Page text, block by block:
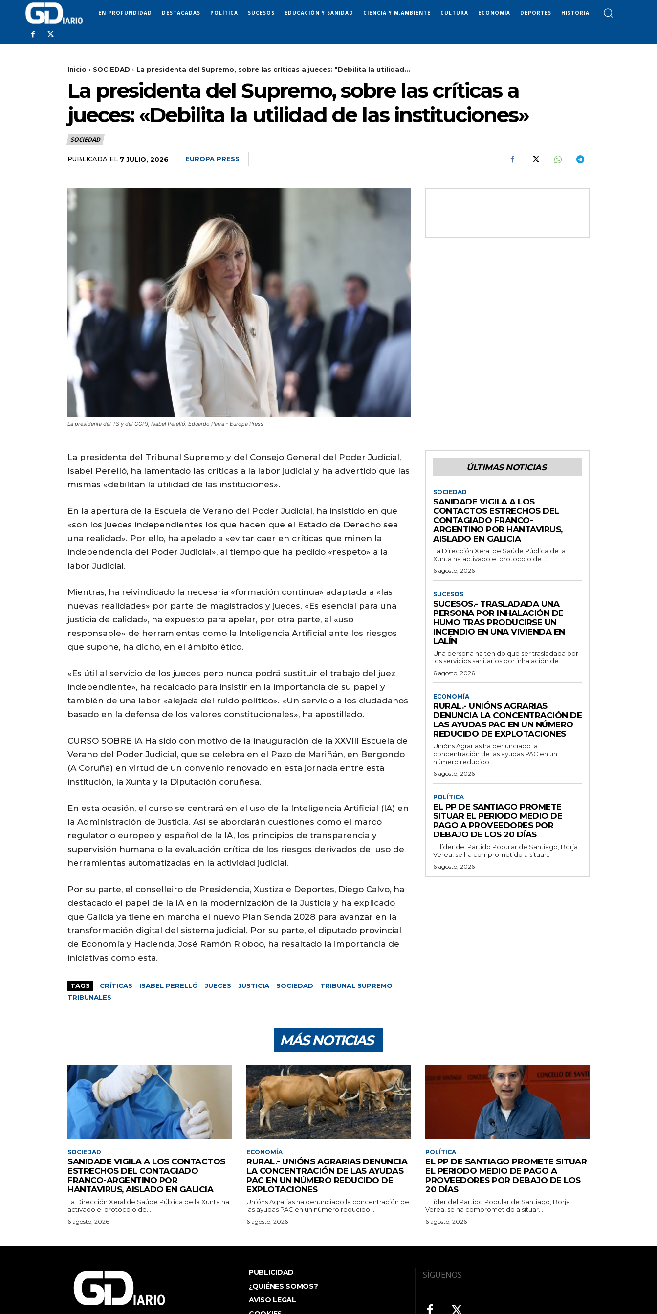
EN PROFUNDIDAD DESTACADAS POLÍTICA SUCESOS EDUCACIÓN Y SANIDAD CIENCIA Y M.AMBIENTE CULTURA ECONOMÍA DEPORTES HISTORIA
Inicio SOCIEDAD La presidenta del Supremo, sobre las críticas a jueces: "Debilita la utilidad...
La presidenta del Supremo, sobre las críticas a
jueces: «Debilita la utilidad de las instituciones»
SOCIEDAD
PUBLICADA EL 7 JULIO, 2026 EUROPA PRESS
La presidenta del TS y del CGPJ, Isabel Perelló. Eduardo Parra - Europa Press
La presidenta del Tribunal Supremo y del Consejo General del Poder Judicial,
Isabel Perelló, ha lamentado las críticas a la labor judicial y ha advertido que las
mismas «debilitan la utilidad de las instituciones».
En la apertura de la Escuela de Verano del Poder Judicial, ha insistido en que
«son los jueces independientes los que hacen que el Estado de Derecho sea
una realidad». Por ello, ha apelado a «evitar caer en críticas que minen la
independencia del Poder Judicial», al tiempo que ha pedido «respeto» a la
labor Judicial.
Mientras, ha reivindicado la necesaria «formación continua» adaptada a «las
nuevas realidades» por parte de magistrados y jueces. «Es esencial para una
justicia de calidad», ha expuesto para apelar, por otra parte, al «uso
responsable» de herramientas como la Inteligencia Artificial ante los riesgos
que supone, ha dicho, en el ámbito ético.
«Es útil al servicio de los jueces pero nunca podrá sustituir el trabajo del juez
independiente», ha recalcado para insistir en la importancia de su papel y
también de una labor «alejada del ruido político». «Un servicio a los ciudadanos
basado en la defensa de los valores constitucionales», ha apostillado.
CURSO SOBRE IA Ha sido con motivo de la inauguración de la XXVIII Escuela de
Verano del Poder Judicial, que se celebra en el Pazo de Mariñán, en Bergondo
(A Coruña) en virtud de un convenio renovado en esta jornada entre esta
institución, la Xunta y la Diputación coruñesa.
En esta ocasión, el curso se centrará en el uso de la Inteligencia Artificial (IA) en
la Administración de Justicia. Así se abordarán cuestiones como el marco
regulatorio europeo y español de la IA, los principios de transparencia y
supervisión humana o la evaluación crítica de los riesgos derivados del uso de
herramientas automatizadas en la actividad judicial.
Por su parte, el conselleiro de Presidencia, Xustiza e Deportes, Diego Calvo, ha
destacado el papel de la IA en la modernización de la Justicia y ha explicado
que Galicia ya tiene en marcha el nuevo Plan Senda 2028 para avanzar en la
transformación digital del sistema judicial. Por su parte, el diputado provincial
de Economía y Hacienda, José Ramón Rioboo, ha resaltado la importancia de
iniciativas como esta.
TAGS CRÍTICAS ISABEL PERELLÓ JUECES JUSTICIA SOCIEDAD
TRIBUNAL SUPREMO
TRIBUNALES
ÚLTIMAS NOTICIAS
SOCIEDAD
SANIDADE VIGILA A LOS
CONTACTOS ESTRECHOS DEL
CONTAGIADO FRANCO-
ARGENTINO POR HANTAVIRUS,
AISLADO EN GALICIA
La Dirección Xeral de Saúde Pública de la
Xunta ha activado el protocolo de...
6 agosto, 2026
SUCESOS
SUCESOS.- TRASLADADA UNA
PERSONA POR INHALACIÓN DE
HUMO TRAS PRODUCIRSE UN
INCENDIO EN UNA VIVIENDA EN
LALÍN
Una persona ha tenido que ser trasladada por
los servicios sanitarios por inhalación de...
6 agosto, 2026
ECONOMÍA
RURAL.- UNIÓNS AGRARIAS
DENUNCIA LA CONCENTRACIÓN DE
LAS AYUDAS PAC EN UN NÚMERO
REDUCIDO DE EXPLOTACIONES
Unións Agrarias ha denunciado la
concentración de las ayudas PAC en un
número reducido...
6 agosto, 2026
POLÍTICA
EL PP DE SANTIAGO PROMETE
SITUAR EL PERIODO MEDIO DE
PAGO A PROVEEDORES POR
DEBAJO DE LOS 20 DÍAS
El líder del Partido Popular de Santiago, Borja
Verea, se ha comprometido a situar...
6 agosto, 2026
MÁS NOTICIAS
SOCIEDAD
SANIDADE VIGILA A LOS CONTACTOS
ESTRECHOS DEL CONTAGIADO
FRANCO-ARGENTINO POR
HANTAVIRUS, AISLADO EN GALICIA
La Dirección Xeral de Saúde Pública de la Xunta ha
activado el protocolo de...
6 agosto, 2026
ECONOMÍA
RURAL.- UNIÓNS AGRARIAS DENUNCIA
LA CONCENTRACIÓN DE LAS AYUDAS
PAC EN UN NÚMERO REDUCIDO DE
EXPLOTACIONES
Unións Agrarias ha denunciado la concentración de
las ayudas PAC en un número reducido...
6 agosto, 2026
POLÍTICA
EL PP DE SANTIAGO PROMETE SITUAR
EL PERIODO MEDIO DE PAGO A
PROVEEDORES POR DEBAJO DE LOS
20 DÍAS
El líder del Partido Popular de Santiago, Borja
Verea, se ha comprometido a situar...
6 agosto, 2026
PUBLICIDAD
¿QUIÉNES SOMOS?
AVISO LEGAL
SÍGUENOS